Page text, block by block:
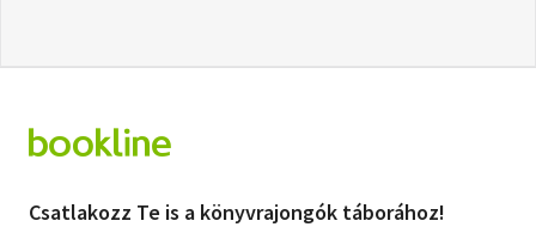
Csatlakozz Te is a könyvrajongók táborához!